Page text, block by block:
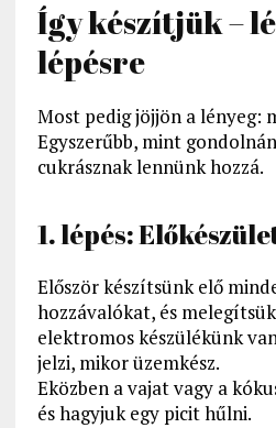
Így készítjük –
lépésre
Most pedig jöjjön a lényeg:
Egyszerűbb, mint
cukrásznak lennünk hozzá.
1. lépés:
Először készítsünk elő
hozzávalókat, és
elektromos készülékünk
jelzi, mikor üzemkész.
Eközben a vajat vagy a
és hagyjuk egy picit hűlni.